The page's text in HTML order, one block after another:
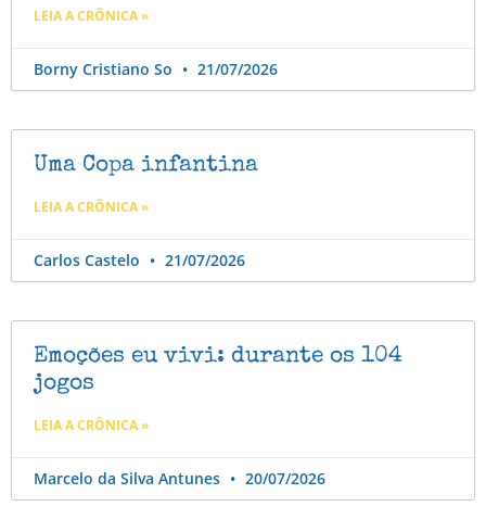
LEIA A CRÔNICA »
Borny Cristiano So 21/07/2026
Uma Copa infantina
LEIA A CRÔNICA »
Carlos Castelo 21/07/2026
Emoções eu vivi: durante os 104
jogos
LEIA A CRÔNICA »
Marcelo da Silva Antunes 20/07/2026